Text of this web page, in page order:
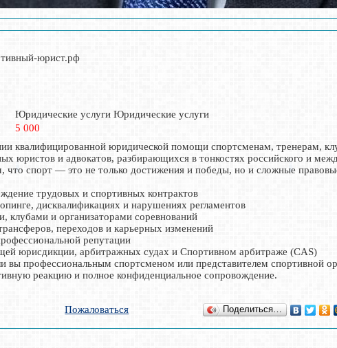
юрист.рф
Юридические услуги Юридические услуги
5 000
квалифицированной юридической помощи спортсменам, тренерам,
юристов и адвокатов, разбирающихся в тонкостях российского и
что спорт — это не только достижения и победы, но и сложные
трудовых и спортивных контрактов
дисквалификациях и нарушениях регламентов
клубами и организаторами соревнований
переходов и карьерных изменений
репутации
юрисдикции, арбитражных судах и Спортивном арбитраже (CAS)
вы профессиональным спортсменом или представителем спортивной
реакцию и полное конфиденциальное сопровождение.
Пожаловаться Поделиться…